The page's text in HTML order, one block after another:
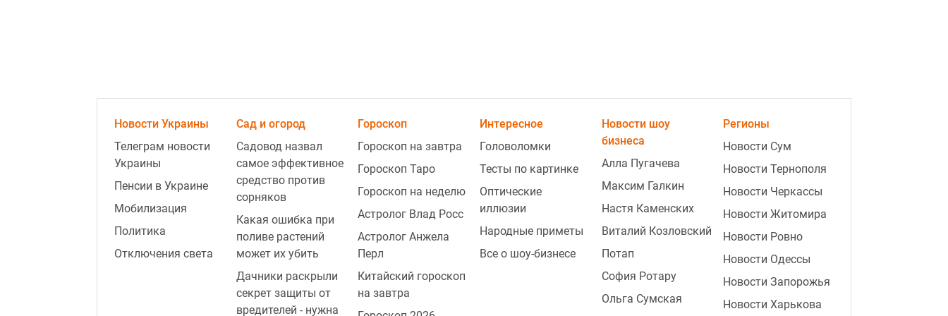
20:49
Зачем оставлять ложку в муке —
старинный кухонный трюк
20:46
Как сказать "смеется тот, кто
смеется последним" на
украинском - правильный
Новости Украины
Телеграм новости
Украины
Пенсии в Украине
Мобилизация
Политика
Отключения света
Сад и огород
Садовод назвал
самое эффективное
средство против
сорняков
Какая ошибка при
поливе растений
может их убить
Дачники раскрыли
секрет защиты от
вредителей - нужна
Гороскоп
Гороскоп на завтра
Гороскоп Таро
Гороскоп на неделю
Астролог Влад Росс
Астролог Анжела
Перл
Китайский гороскоп
на завтра
Интересное
Головоломки
Тесты по картинке
Оптические
иллюзии
Народные приметы
Все о шоу-бизнесе
Новости шоу
бизнеса
Алла Пугачева
Максим Галкин
Настя Каменских
Виталий Козловский
Потап
София Ротару
Ольга Сумская
Регионы
Новости Сум
Новости Тернополя
Новости Черкассы
Новости Житомира
Новости Ровно
Новости Одессы
Новости Запорожья
Новости Харькова